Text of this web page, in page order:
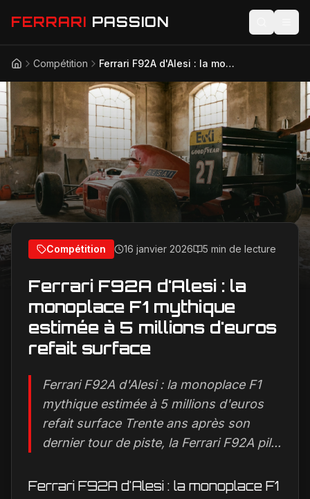
FERRARI PASSION
Actualités
Modèles
Compétition
Technologie
Lifestyle
AccueilCompétition Ferrari F92A d'Alesi : la monoplace F1 mythique estimée à 5 millions d'euros refait surface
Compétition 16 janvier 2026 5 min de lecture
Ferrari F92A d'Alesi : la
monoplace F1 mythique
estimée à 5 millions d'euros
refait surface
Ferrari F92A d'Alesi : la monoplace F1
mythique estimée à 5 millions d'euros
refait surface Trente ans après son
dernier tour de piste, la Ferrari F92A pil...
Ferrari F92A d'Alesi : la monoplace F1